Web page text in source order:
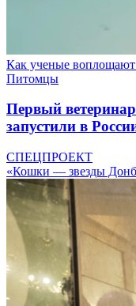
Как ученые воплощают
Питомцы
Первый
запустили в
СПЕЦПРОЕКТ
«Кошки — звезды